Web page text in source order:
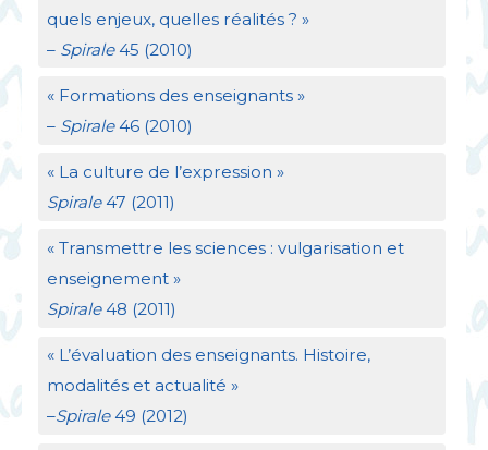
quels enjeux, quelles réalités ? »
– Spirale45 (2010)
« Formations des enseignants »
– Spirale46 (2010)
« La culture de l’expression »
Spirale47 (2011)
« Transmettre les sciences : vulgarisation et
enseignement »
Spirale48 (2011)
« L’évaluation des enseignants. Histoire,
modalités et actualité »
–Spirale49 (2012)